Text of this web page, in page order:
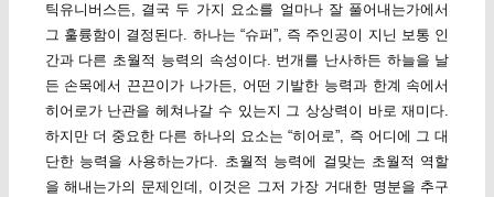
틱유니버스든, 결국 두 가지 요소를 얼마나 잘 풀어내는가에서
그 훌륭함이 결정된다. 하나는 “슈퍼”, 즉 주인공이 지닌 보통 인
간과 다른 초월적 능력의 속성이다. 번개를 난사하든 하늘을 날
든 손목에서 끈끈이가 나가든, 어떤 기발한 능력과 한계 속에서
히어로가 난관을 헤쳐나갈 수 있는지 그 상상력이 바로 재미다.
하지만 더 중요한 다른 하나의 요소는 “히어로”, 즉 어디에 그 대
단한 능력을 사용하는가다. 초월적 능력에 걸맞는 초월적 역할
을 해내는가의 문제인데, 이것은 그저 가장 거대한 명분을 추구